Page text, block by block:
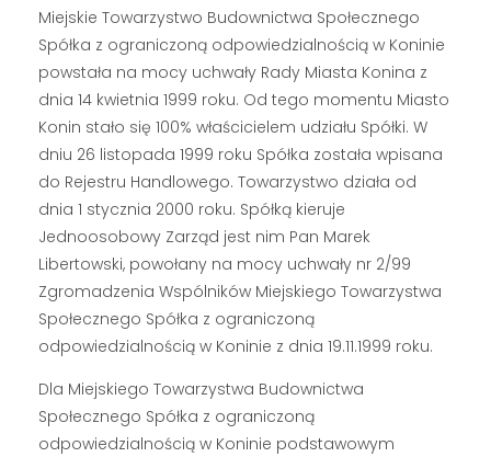
Miejskie Towarzystwo Budownictwa Społecznego
Spółka z ograniczoną odpowiedzialnością w Koninie
powstała na mocy uchwały Rady Miasta Konina z
dnia 14 kwietnia 1999 roku. Od tego momentu Miasto
Konin stało się 100% właścicielem udziału Spółki. W
dniu 26 listopada 1999 roku Spółka została wpisana
do Rejestru Handlowego. Towarzystwo działa od
dnia 1 stycznia 2000 roku. Spółką kieruje
Jednoosobowy Zarząd jest nim Pan Marek
Libertowski, powołany na mocy uchwały nr 2/99
Zgromadzenia Wspólników Miejskiego Towarzystwa
Społecznego Spółka z ograniczoną
odpowiedzialnością w Koninie z dnia 19.11.1999 roku.
Dla Miejskiego Towarzystwa Budownictwa
Społecznego Spółka z ograniczoną
odpowiedzialnością w Koninie podstawowym